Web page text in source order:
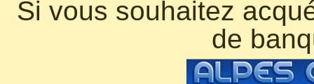
Si vous souhaitez
de